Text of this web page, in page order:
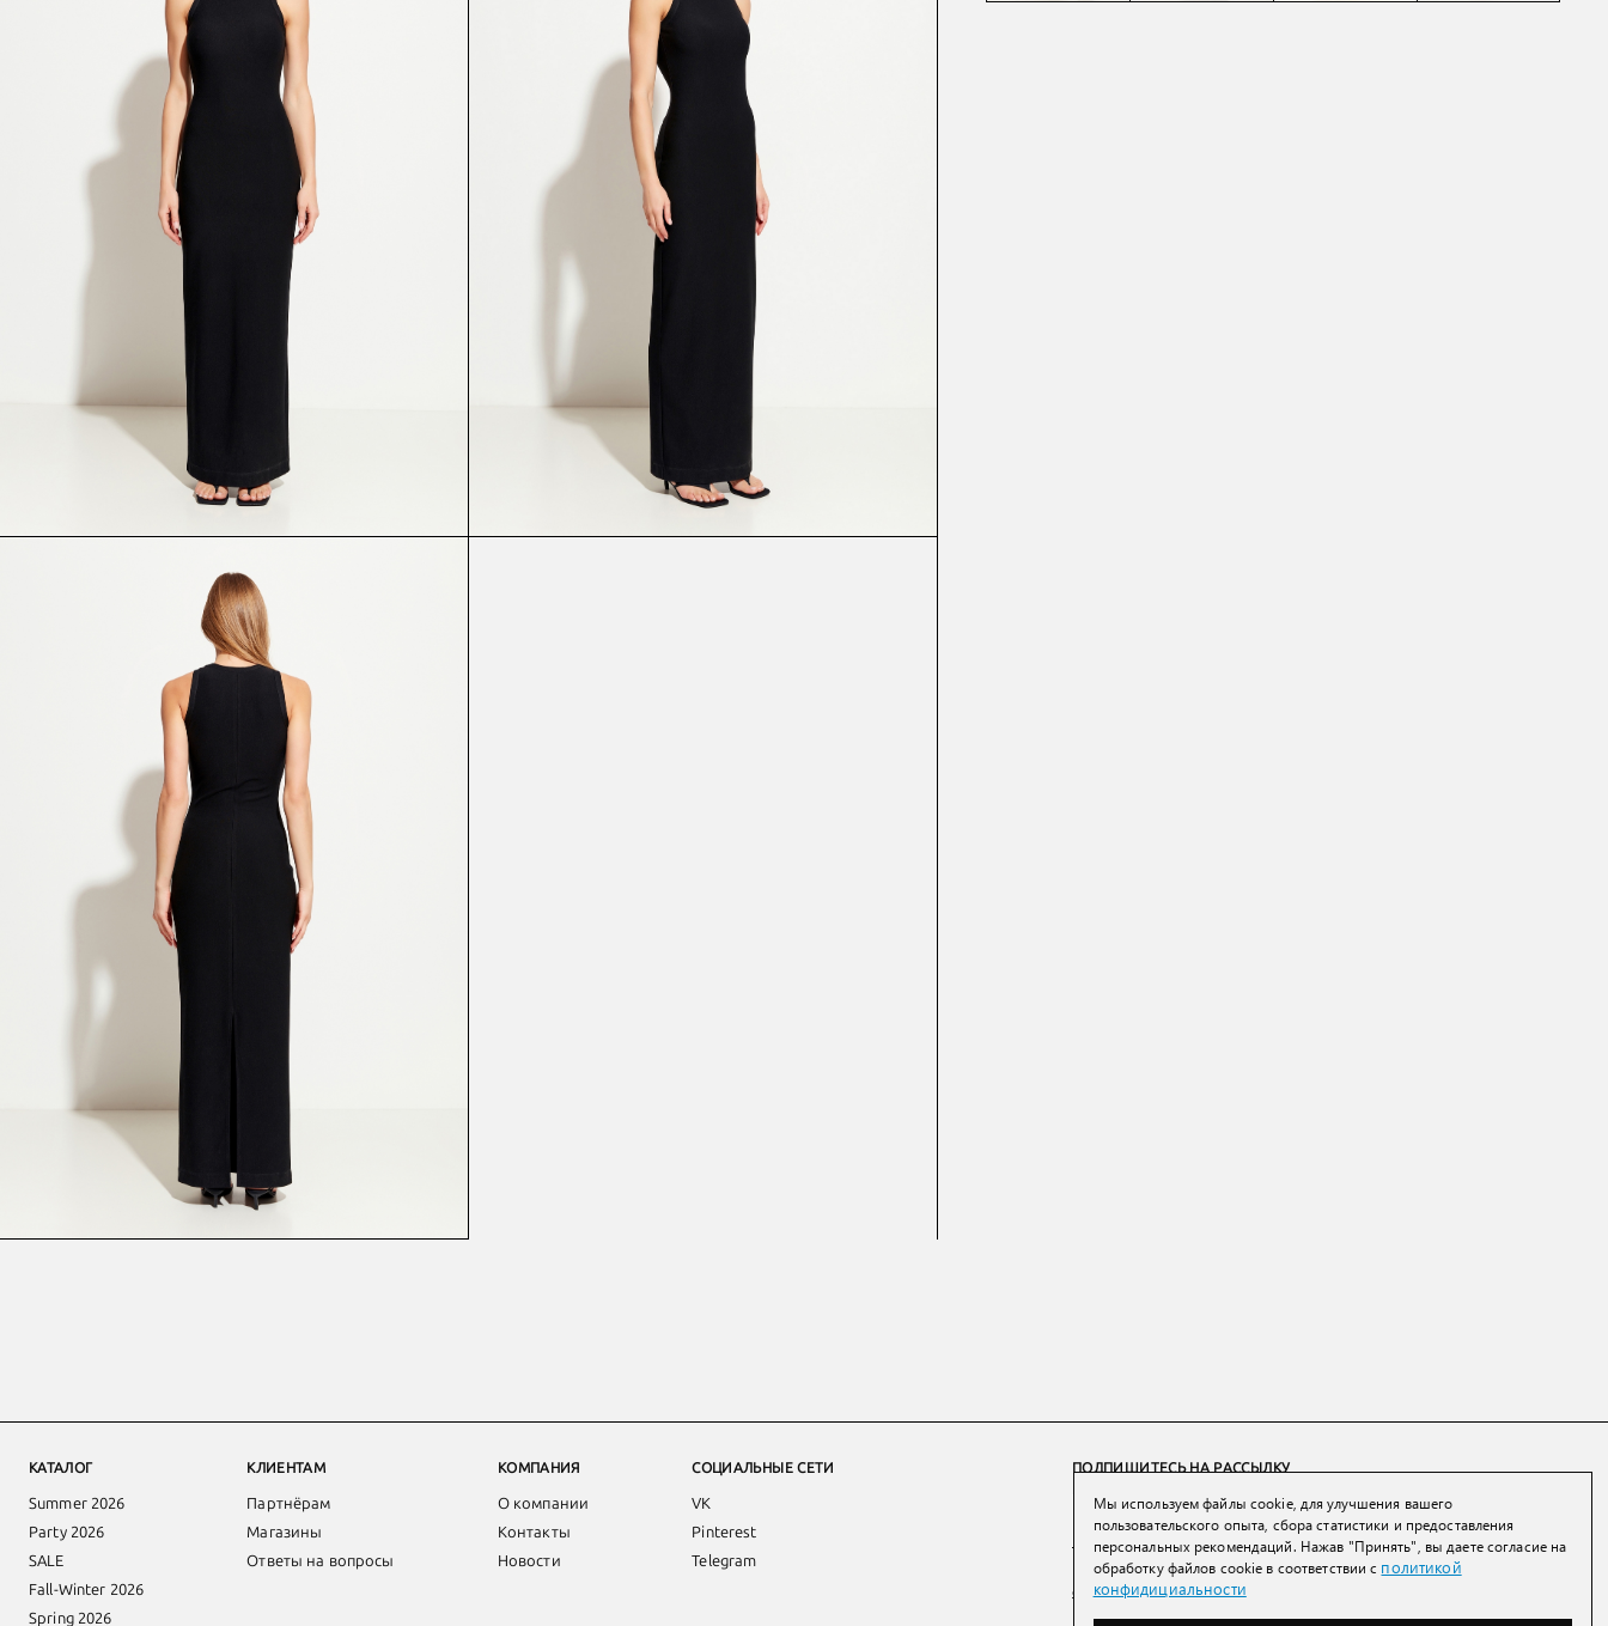
КАТАЛОГ
Summer 2026
Party 2026
SALE
Fall-Winter 2026
Spring 2026
КЛИЕНТАМ
Партнёрам
Магазины
Ответы на вопросы
КОМПАНИЯ
О компании
Контакты
Новости
СОЦИАЛЬНЫЕ СЕТИ
VK
Pinterest
Telegram
ПОДПИШИТЕСЬ НА РАССЫЛКУ
ПОДПИСАТЬСЯ
Нажимая на кнопку вы соглашаетесь сполитикой конфиденциальности и
обработки персональных данных
Мы используем файлы cookie, для улучшения вашего
пользовательского опыта, сбора статистики и предоставления
персональных рекомендаций. Нажав "Принять", вы даете согласие на
обработку файлов cookie в соответствии с политикой
конфидициальности